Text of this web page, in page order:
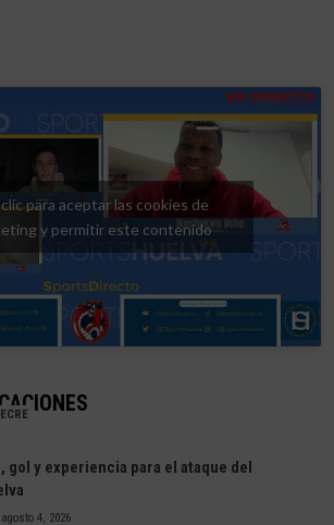
para aceptar las cookies de
y permitir este contenido
gol y experiencia para el ataque del
agosto 4, 2026